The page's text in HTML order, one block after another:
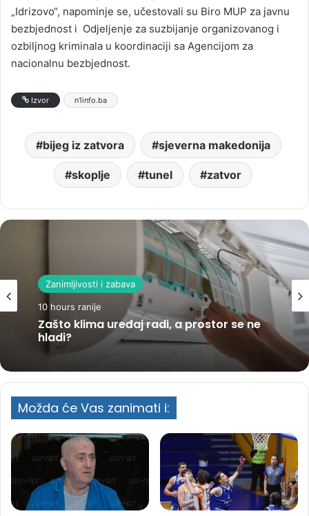
„Idrizovo“, napominje se, učestovali su Biro MUP za javnu
bezbjednost i Odjeljenje za suzbijanje organizovanog i
ozbiljnog kriminala u koordinaciji sa Agencijom za
nacionalnu bezbjednost.
Izvor n1info.ba
bijeg iz zatvora sjeverna makedonija
skoplje tunel zatvor
Zanimljivosti i zabava
10 hours ranije
Zašto klima uređaj radi, a prostor se ne
hladi?
Možda će Vas zanimati i: